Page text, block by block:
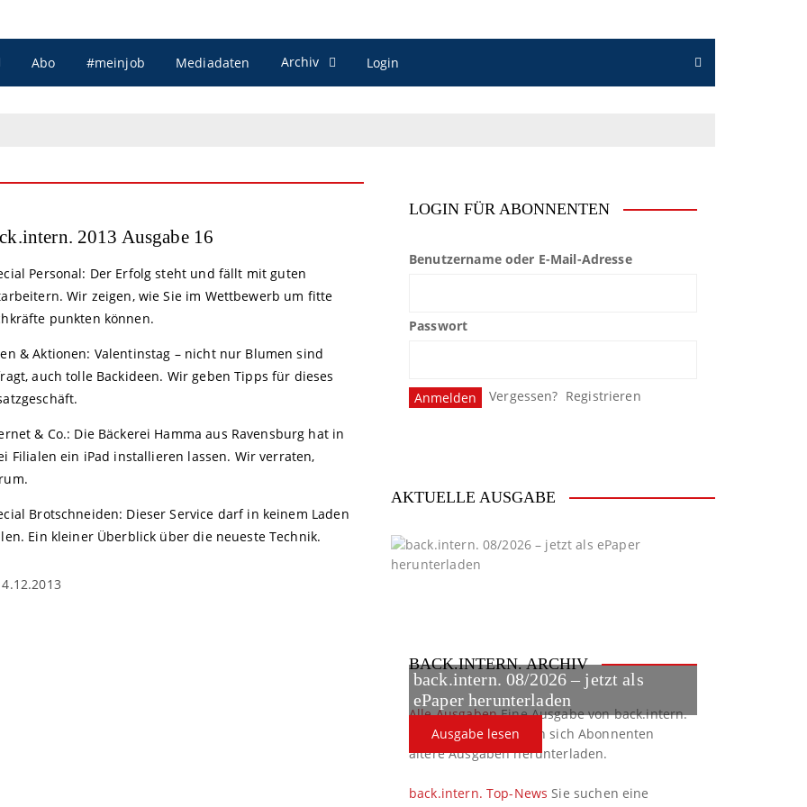
Abo #meinjob Mediadaten Archiv Login
2013 Ausgabe 16
Personal: Der Erfolg steht und fällt mit guten
Wir zeigen, wie Sie im Wettbewerb um fitte
punkten können.
& Aktionen: Valentinstag – nicht nur Blumen sind
auch tolle Backideen. Wir geben Tipps für dieses
& Co.: Die Bäckerei Hamma aus Ravensburg hat in
Filialen ein iPad installieren lassen. Wir verraten,
Brotschneiden: Dieser Service darf in keinem Laden
Ein kleiner Überblick über die neueste Technik.
LOGIN FÜR ABONNENTEN
Benutzername oder E-Mail-Adresse
Passwort
Vergessen? Registrieren
AKTUELLE AUSGABE
back.intern. 08/2026 – jetzt als
ePaper herunterladen
Ausgabe lesen
BACK.INTERN. ARCHIV
Alle AusgabenEine Ausgabe von back.intern.
verpasst? Hier können sich Abonnenten
ältere Ausgaben herunterladen.
back.intern. Top-News Sie suchen eine